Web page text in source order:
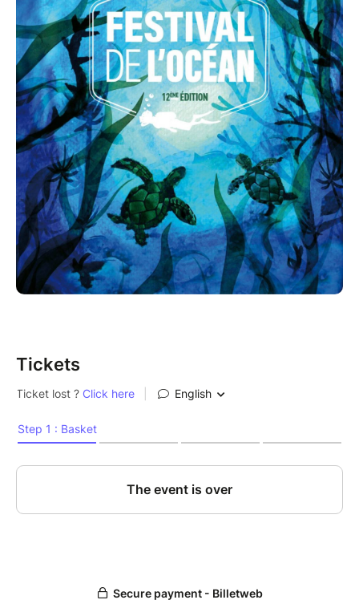
La Réunion
Ville de Saint-Paul Ville de Saint-Leu Ville du Port
Ville de Trois-Bassins Territoire de l'Ouest - Île de La
Réunion TCO
Tickets